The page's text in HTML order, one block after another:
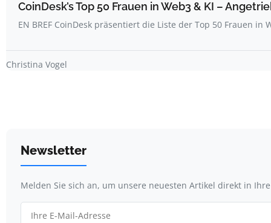
CoinDesk’s Top 50 Frauen in Web3 & KI –
EN BREF CoinDesk präsentiert die Liste der Top 50 Frauen in
Christina Vogel
Newsletter
Melden Sie sich an, um unsere neuesten Artikel direkt in